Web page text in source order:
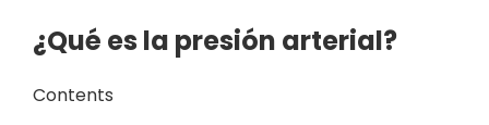
¿Qué es la presión arterial?
Contents